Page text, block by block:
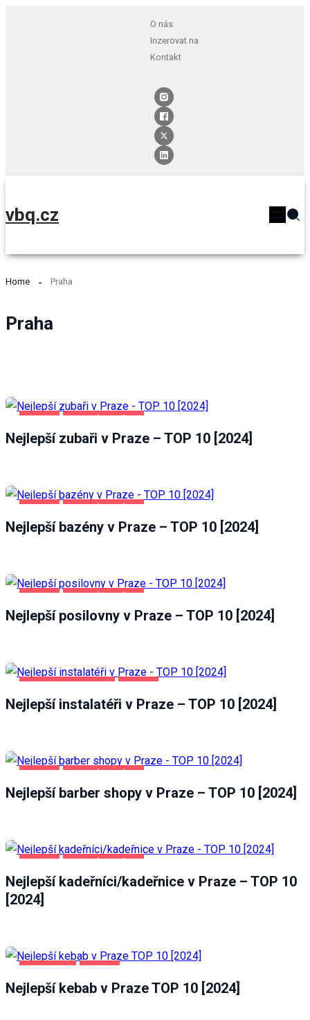
O nás
Inzerovat na
Kontakt
vbq.cz
Home Praha
Praha
Nejlepší zubaři v Praze – TOP 10 [2024]
Nejlepší bazény v Praze – TOP 10 [2024]
Nejlepší posilovny v Praze – TOP 10 [2024]
Nejlepší instalatéři v Praze – TOP 10 [2024]
Nejlepší barber shopy v Praze – TOP 10 [2024]
Nejlepší kadeřníci/kadeřnice v Praze – TOP 10
[2024]
Nejlepší kebab v Praze TOP 10 [2024]